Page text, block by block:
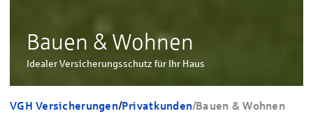
Bauen & Wohnen
Idealer Versicherungsschutz für Ihr Haus
VGH Versicherungen/Privatkunden/Bauen & Wohnen